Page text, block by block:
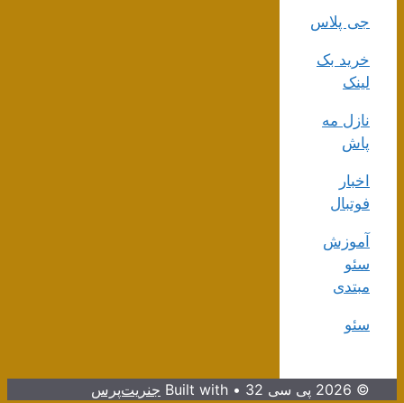
جی پلاس
خرید بک
لینک
نازل مه
پاش
اخبار
فوتبال
آموزش
سئو
مبتدی
سئو
© 2026 پی سی 32 • Built with جنریت‌پرس